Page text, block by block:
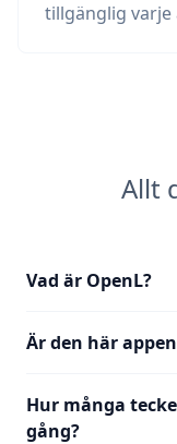
tillgänglig varje
Allt
Vad är OpenL?
Är den här
Hur många
gång?